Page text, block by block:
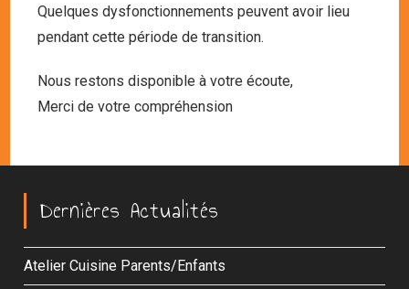
Quelques dysfonctionnements peuvent avoir lieu
pendant cette période de transition.
Nous restons disponible à votre écoute,
Merci de votre compréhension
Dernières Actualités
Atelier Cuisine Parents/Enfants